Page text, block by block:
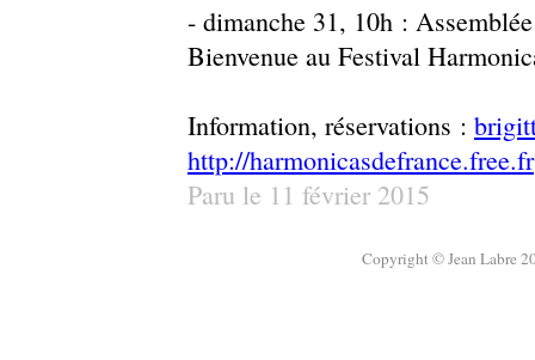
- dimanche 31, 10h :
Bienvenue au Festival
Information, réservations :
http://harmonicasdefrance.free.fr
Paru le 11 février 2015
Copyright © Jean Labre